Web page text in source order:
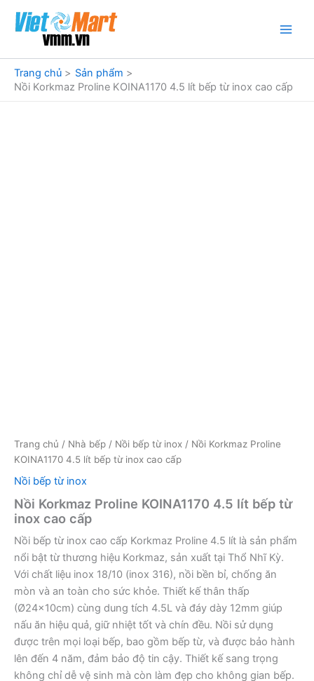
dung
Trang chủ
Sản phẩm
Nồi Korkmaz Proline KOINA1170 4.5 lít bếp từ inox cao cấp
Trang chủ / Nhà bếp / Nồi bếp từ inox / Nồi Korkmaz Proline
KOINA1170 4.5 lít bếp từ inox cao cấp
Nồi bếp từ inox
Nồi Korkmaz Proline KOINA1170 4.5 lít bếp từ
inox cao cấp
Nồi bếp từ inox cao cấp Korkmaz Proline 4.5 lít là sản phẩm
nổi bật từ thương hiệu Korkmaz, sản xuất tại Thổ Nhĩ Kỳ.
Với chất liệu inox 18/10 (inox 316), nồi bền bỉ, chống ăn
mòn và an toàn cho sức khỏe. Thiết kế thân thấp
(Ø24x10cm) cùng dung tích 4.5L và đáy dày 12mm giúp
nấu ăn hiệu quả, giữ nhiệt tốt và chín đều. Nồi sử dụng
được trên mọi loại bếp, bao gồm bếp từ, và được bảo hành
lên đến 4 năm, đảm bảo độ tin cậy. Thiết kế sang trọng
không chỉ dễ vệ sinh mà còn làm đẹp cho không gian bếp.